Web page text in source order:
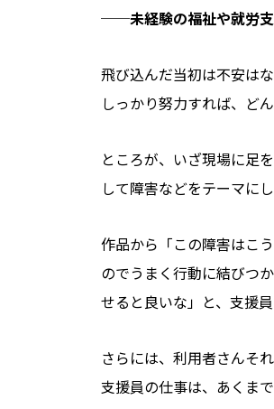
──未経験の福祉や就労
飛び込んだ当初は不安は
しっかり努力すれば、ど
ところが、いざ現場に足
して障害などをテーマに
作品から「この障害はこ
のでうまく行動に結びつ
せると良いな」と、支援
さらには、利用者さんそ
支援員の仕事は、あくま